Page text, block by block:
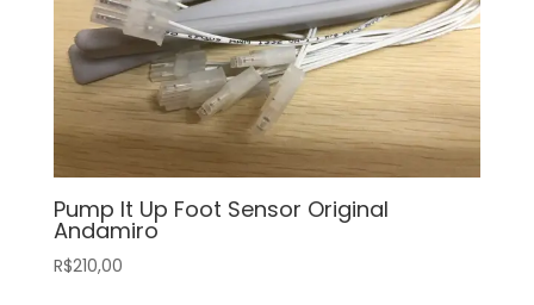
Pump It Up Foot Sensor Original
Andamiro
R$210,00